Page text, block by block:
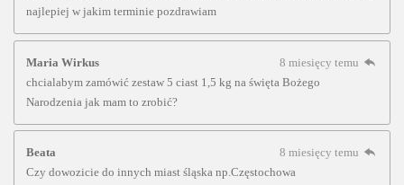
najlepiej w jakim terminie pozdrawiam
Maria Wirkus
8 miesięcy temu
chcialabym zamówić zestaw 5 ciast 1,5 kg na święta Bożego
Narodzenia jak mam to zrobić?
Beata
8 miesięcy temu
Czy dowozicie do innych miast śląska np.Częstochowa